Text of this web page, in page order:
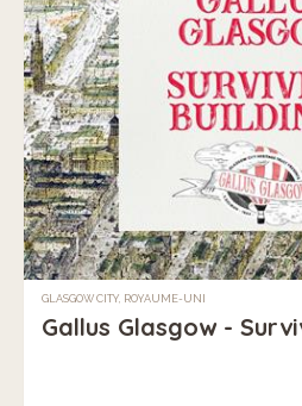
GLASGOW CITY, ROYAUME-UNI
Gallus Glasgow -